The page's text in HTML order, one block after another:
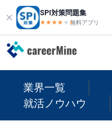
SPI対策問題集
★★★★ ★★
無料アプリ
業界一覧
就活ノウハウ